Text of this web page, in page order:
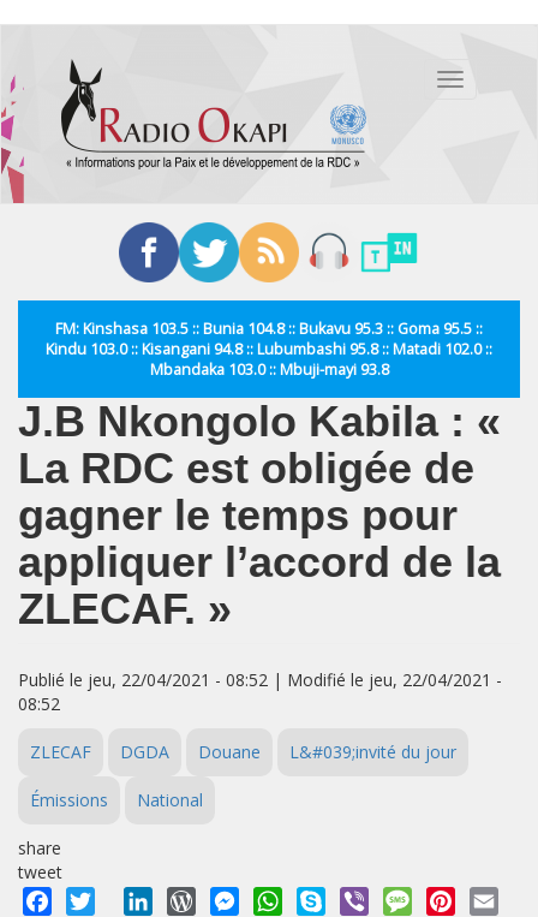
contenu
principal
Toggle
FM: Kinshasa 103.5 :: Bunia 104.8 :: Bukavu 95.3 :: Goma 95.5 ::
Kindu 103.0 :: Kisangani 94.8 :: Lubumbashi 95.8 :: Matadi 102.0 ::
Mbandaka 103.0 :: Mbuji-mayi 93.8
J.B Nkongolo Kabila : «
La RDC est obligée de
gagner le temps pour
appliquer l’accord de la
ZLECAF. »
Publié le jeu, 22/04/2021 - 08:52 | Modifié le jeu, 22/04/2021 -
08:52
ZLECAF DGDA Douane L&#039;invité du jour
Émissions National
share
tweet
Facebook
Twitter LinkedInWordPressMessengerWhatsApp
Skype Viber MessagePinterest